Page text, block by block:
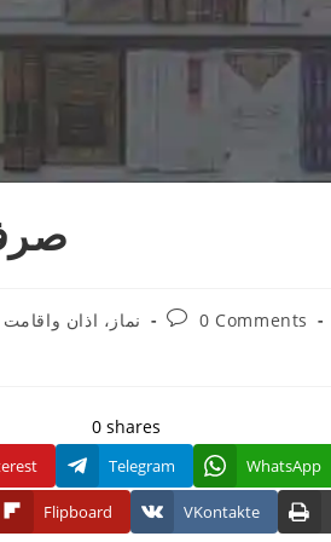
نماز، اذان واقامت
Post0 Comments
0 shares
Telegram WhatsApp
Flipboard VKontakte